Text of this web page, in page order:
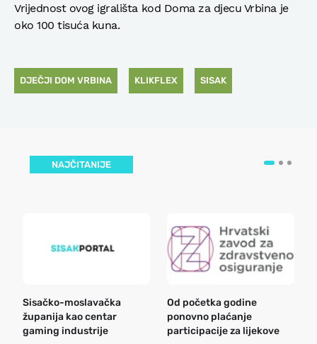
Vrijednost ovog igrališta kod Doma za djecu Vrbina je
oko 100 tisuća kuna.
DJEČJI DOM VRBINA KLIKFLEX SISAK
NAJČITANIJE
Sisačko-moslavačka
županija kao centar
gaming industrije
Od početka godine
ponovno plaćanje
participacije za lijekove